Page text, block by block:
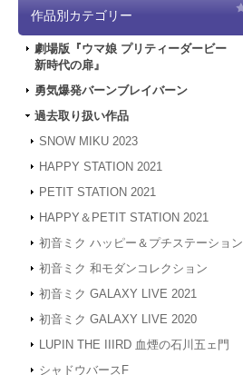
作品別カテゴリー
劇場版『ウマ娘 プリティーダービー
新時代の扉』
勇気爆発バーンブレイバーン
過去取り扱い作品
SNOW MIKU 2023
HAPPY STATION 2021
PETIT STATION 2021
HAPPY＆PETIT STATION 2021
初音ミク ハッピー＆プチステーション
初音ミク 和モダンコレクション
初音ミク GALAXY LIVE 2021
初音ミク GALAXY LIVE 2020
LUPIN THE IIIRD 血煙の石川五ェ門
シャドウバースF